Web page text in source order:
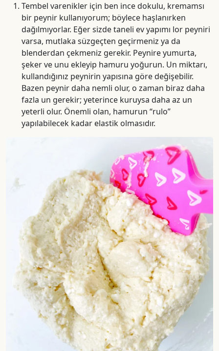
Tembel varenikler için ben ince dokulu, kremamsı
bir peynir kullanıyorum; böylece haşlanırken
dağılmıyorlar. Eğer sizde taneli ev yapımı lor peyniri
varsa, mutlaka süzgeçten geçirmeniz ya da
blenderdan çekmeniz gerekir. Peynire yumurta,
şeker ve unu ekleyip hamuru yoğurun. Un miktarı,
kullandığınız peynirin yapısına göre değişebilir.
Bazen peynir daha nemli olur, o zaman biraz daha
fazla un gerekir; yeterince kuruysa daha az un
yeterli olur. Önemli olan, hamurun “rulo”
yapılabilecek kadar elastik olmasıdır.